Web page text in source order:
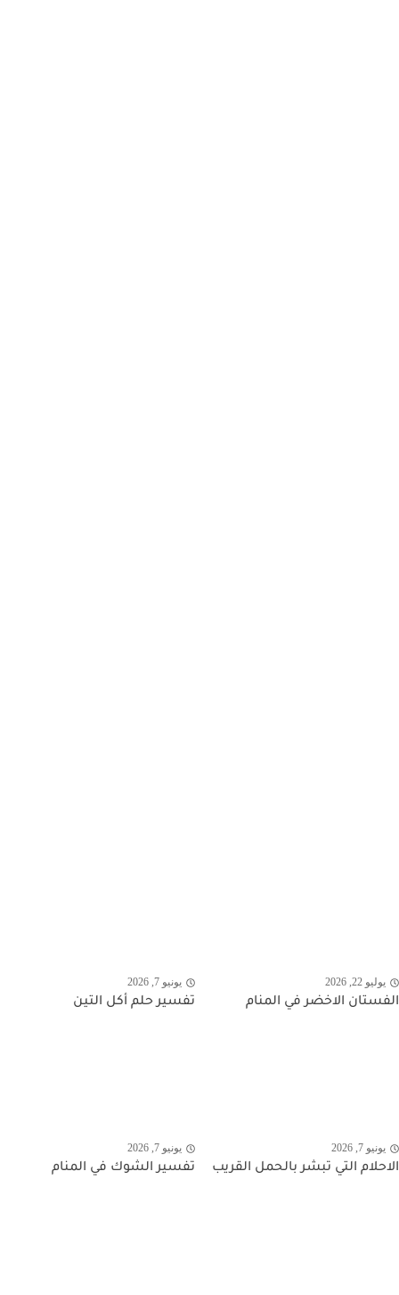
يوليو 22, 2026
الفستان الاخضر في المنام
يونيو 7, 2026
تفسير حلم أكل التين
يونيو 7, 2026
الاحلام التي تبشر بالحمل القريب
يونيو 7, 2026
تفسير الشوك في المنام